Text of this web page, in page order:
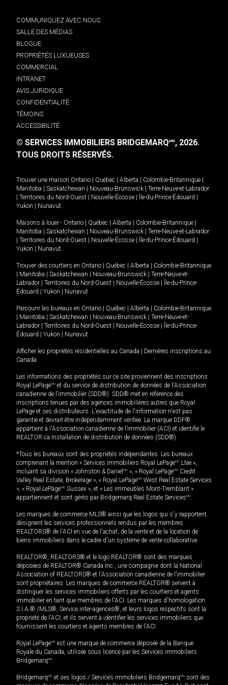
COMMUNIQUEZ AVEC NOUS
SALLE DES MÉDIAS
BLOGUE
PROPRIÉTÉS LUXUEUSES
COMMERCIAL
INTRANET
AVIS JURIDIQUE
CONFIDENTIALITÉ
TÉMOINS
ACCESSIBILITÉ
© SERVICES IMMOBILIERS BRIDGEMARQMD, 2026.
TOUS DROITS RÉSERVÉS.
Trouver une maison Ontario Québec Alberta Colombie-Britannique
Manitoba
Saskatchewan Nouveau-Brunswick
Terre-Neuve-et-Labrador
Territoires du Nord-Ouest Nouvelle-Écosse Île-du-Prince-Édouard
Yukon
Nunavut.
Maisons à louer - Ontario Québec Alberta Colombie-Britannique
Manitoba
Saskatchewan Nouveau-Brunswick
Terre-Neuve-et-Labrador
Territoires du Nord-Ouest Nouvelle-Écosse Île-du-Prince-Édouard
Yukon
Nunavut.
Trouver des courtiers en Ontario Québec Alberta
Colombie-Britannique
Manitoba Saskatchewan Nouveau-Brunswick
Terre-Neuve-et-
Labrador
Territoires du Nord-Ouest Nouvelle-Écosse
Île-du-Prince-
Édouard
Yukon Nunavut
Parcourir les bureaux en Ontario Québec Alberta
Colombie-Britannique
Manitoba Saskatchewan Nouveau-Brunswick
Terre-Neuve-et-
Labrador
Territoires du Nord-Ouest Nouvelle-Écosse
Île-du-Prince-
Édouard
Yukon Nunavut
Afficher les propriétés résidentielles au Canada
Dernières inscriptions au
Canada
Les informations des propriétés sur ce site proviennent des inscriptions
Royal LePageMD et du service de distribution de données de l'Association
canadienne de l’immobilier (SDD®). SDD® met en référence des
inscriptions tenues par des agences immobilières autres que Royal
LePage et ses distributeurs. L'exactitude de l'information n'est pas
garantie et devrait être indépendamment vérifiée. La marque DDF®
appartient à l'Association canadienne de l’immobilier (ACI) et identifie le
REALTOR.ca Installation de distribution de données (SDD®).
*Tous les bureaux sont des propriétés indépendantes. Les bureaux
comprenant la mention « Services immobiliers Royal LePageMD Ltée »,
incluant sa division « Johnston & Daniel MD », « Royal LePageMD Credit
Valley Real Estate, Brokerage », « Royal LePageMD West Real Estate Services
», « Royal LePageMD Sussex », et « Les immeubles Mont-Tremblant »
appartiennent et sont gérés par Bridgemarq Real Estate ServicesMD.
Les marques de commerce MLS® ainsi que les logos qui s'y rapportent
désignent les services professionnels rendus par les membres
REALTORS® de l'ACI en vue de l'achat, de la vente et de la location de
biens immobiliers dans le cadre d'un système de vente collaborative.
REALTOR®, REALTORS® et le logo REALTOR® sont des marques
déposées de REALTOR® Canada Inc., une compagnie dont la National
Association of REALTORS® et l'Association canadienne de l’immobilier
sont propriétaires. Les marques de commerce REALTOR® servent à
distinguer les services immobiliers offerts par les courtiers et agents
immobilier en tant que membres de l'ACI. Les marques d'homologation
S.I.A.® /MLS®, Service inter-agences®, et leurs logos respectifs sont la
propriété de l'ACI, et ils servent à identifier les services immobiliers que
fournissent les courtiers et agents membres de l'ACI.
Royal LePageMD est une marque de commerce déposée de la Banque
Royale du Canada, utilisée sous licence par les Services immobiliers
BridgemarqMD.
BridgemarqMD et ses logos / Services immobiliers BridgemarqMD sont des